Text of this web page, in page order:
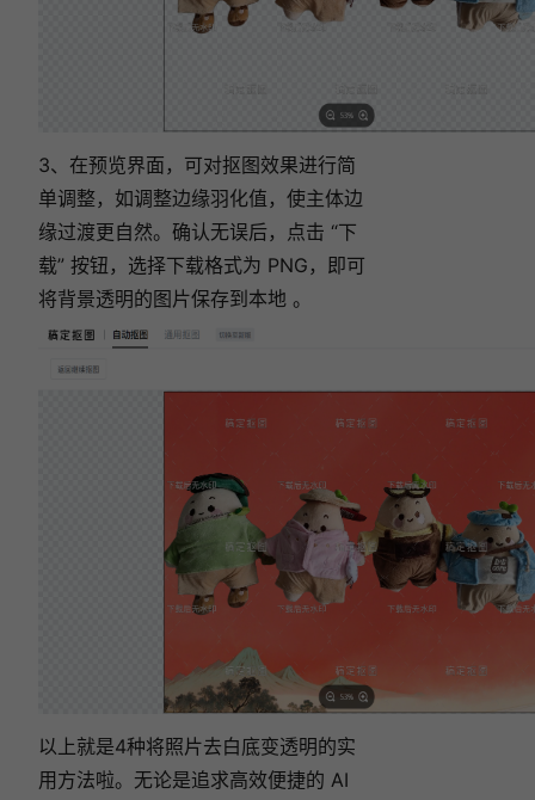
3、在预览界面，可对抠图效果进行简
单调整，如调整边缘羽化值，使主体边
缘过渡更自然。确认无误后，点击 “下
载” 按钮，选择下载格式为 PNG，即可
将背景透明的图片保存到本地 。
以上就是4种将照片去白底变透明的实
用方法啦。无论是追求高效便捷的 AI